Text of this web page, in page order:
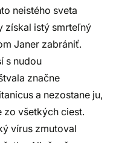
neistého sveta
získal istý smrteľný
Janer zabrániť.
s nudou
značne
a nezostane ju,
zo všetkých ciest.
vírus zmutoval